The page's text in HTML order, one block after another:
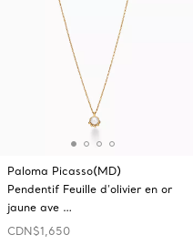
Paloma Picasso(MD)
Pendentif Feuille d’olivier en or
jaune ave …
CDN$1,650